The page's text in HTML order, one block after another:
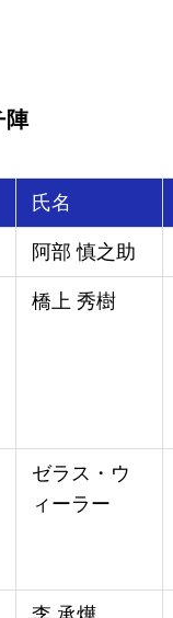
陣
氏名
阿部 慎之助
橋上 秀樹
ゼラス・ウ
ィーラー